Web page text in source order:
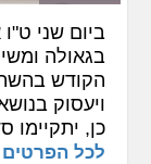
ביום שני ט"ו
בגאולה
הקודש
ויעסוק
כן, יתקיימו
לכל הפרטים